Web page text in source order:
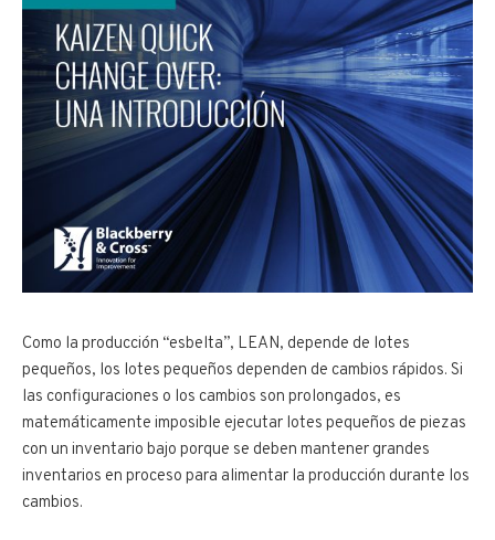
Como la producción “esbelta”, LEAN, depende de lotes
pequeños, los lotes pequeños dependen de cambios rápidos. Si
las configuraciones o los cambios son prolongados, es
matemáticamente imposible ejecutar lotes pequeños de piezas
con un inventario bajo porque se deben mantener grandes
inventarios en proceso para alimentar la producción durante los
cambios.